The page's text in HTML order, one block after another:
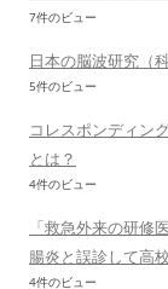
7件のビュー
日本の脳波研究（
5件のビュー
コレスポンディン
とは？
4件のビュー
「救急外来の研修
腸炎と誤診して高
4件のビュー